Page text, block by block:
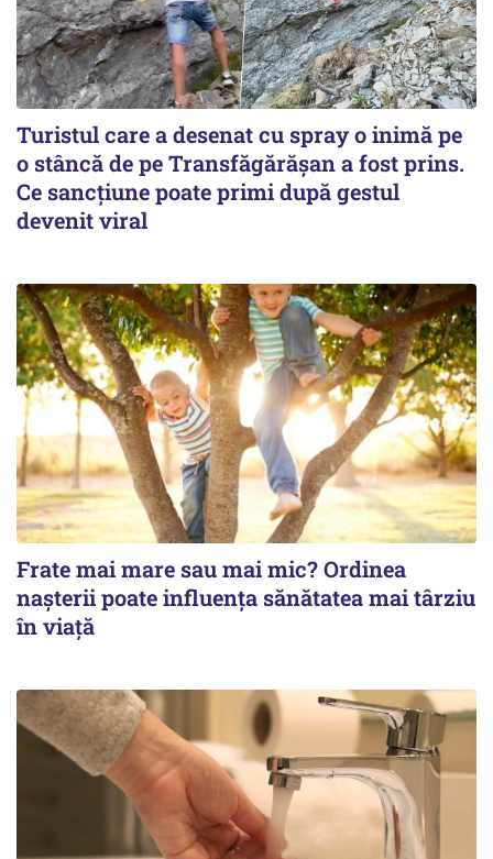
Turistul care a desenat cu spray o inimă pe
o stâncă de pe Transfăgărășan a fost prins.
Ce sancțiune poate primi după gestul
devenit viral
Frate mai mare sau mai mic? Ordinea
nașterii poate influența sănătatea mai târziu
în viață